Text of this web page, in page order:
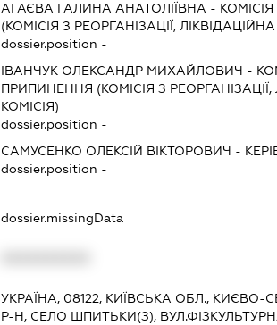
АГАЄВА ГАЛИНА АНАТОЛІЇВНА -
(КОМІСІЯ З РЕОРГАНІЗАЦІЇ,
dossier.position -
ІВАНЧУК ОЛЕКСАНДР МИХАЙЛОВИЧ -
ПРИПИНЕННЯ (КОМІСІЯ З РЕОРГАНІЗАЦІЇ,
КОМІСІЯ)
dossier.position -
САМУСЕНКО ОЛЕКСІЙ ВІКТОРОВИЧ -
dossier.position -
dossier.missingData
УКРАЇНА, 08122, КИЇВСЬКА ОБЛ.,
Р-Н, СЕЛО ШПИТЬКИ(З),